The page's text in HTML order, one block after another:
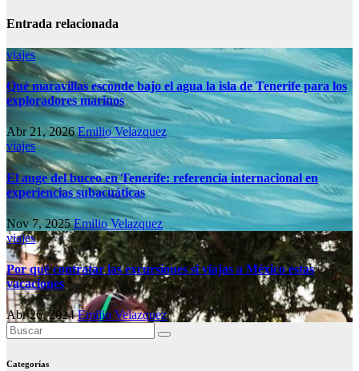
Entrada relacionada
viajes
Qué maravillas esconde bajo el agua la isla de Tenerife para los
exploradores marinos
Abr 21, 2026Emilio Velazquez
viajes
El auge del buceo en Tenerife: referencia internacional en
experiencias subacuáticas
Nov 7, 2025Emilio Velazquez
viajes
Por qué contratar las excursiones si viajas a México estas
vacaciones
Abr 26, 2024Emilio Velazquez
Categorías